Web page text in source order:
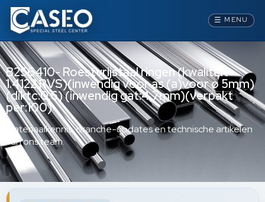
☰ MENU
B256410- Roestvrijstaal ringen (kwaliteit
1.4122:RVS)(inwendig voor as (a)voor ø 5mm)
(diktc:0,6) (inwendig gat:4,7mm)(verpakt
per:100)
Materiaalkennis, branche-updates en technische artikelen
van ons team.